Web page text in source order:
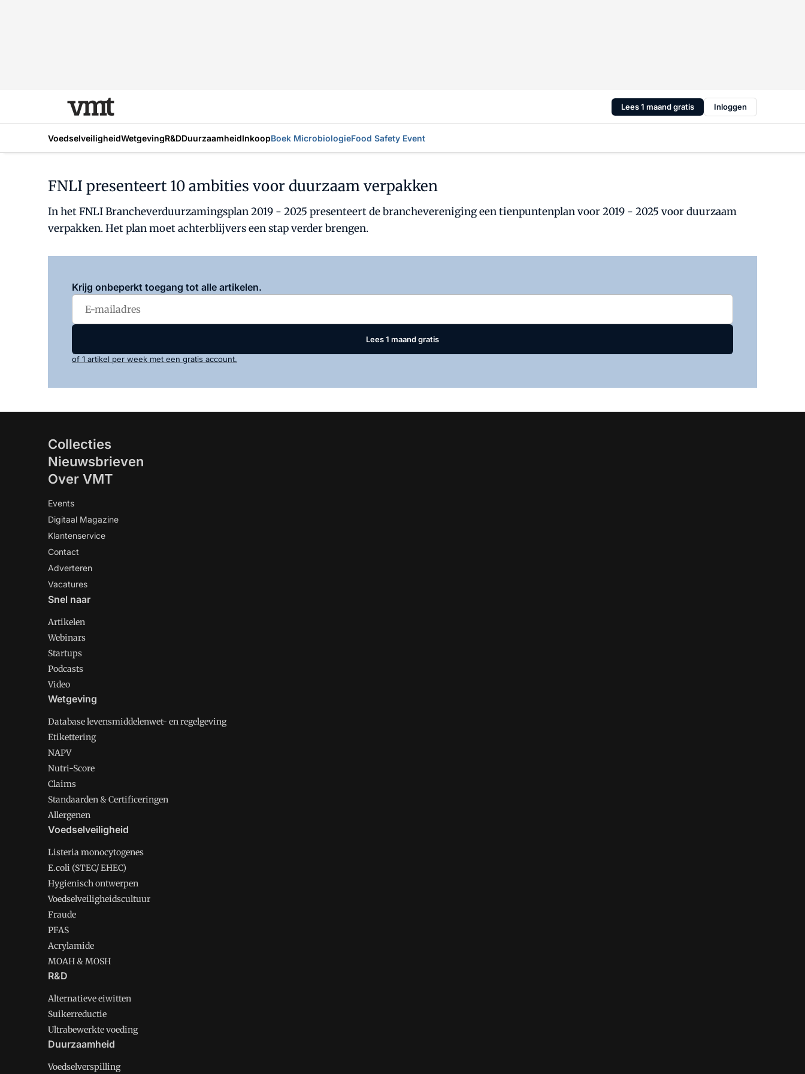
Lees 1 maand gratis Inloggen
VoedselveiligheidWetgevingR&DDuurzaamheidInkoopBoek MicrobiologieFood Safety Event
FNLI presenteert 10 ambities voor duurzaam verpakken
In het FNLI Brancheverduurzamingsplan 2019 - 2025 presenteert de branchevereniging een tienpuntenplan voor 2019 - 2025 voor duurzaam
verpakken. Het plan moet achterblijvers een stap verder brengen.
Krijg onbeperkt toegang tot alle artikelen.
Lees 1 maand gratis
of 1 artikel per week met een gratis account.
Collecties
Nieuwsbrieven
Over VMT
Events
Digitaal Magazine
Klantenservice
Contact
Adverteren
Vacatures
Snel naar
Artikelen
Webinars
Startups
Podcasts
Video
Wetgeving
Database levensmiddelenwet- en regelgeving
Etikettering
NAPV
Nutri-Score
Claims
Standaarden & Certificeringen
Allergenen
Voedselveiligheid
Listeria monocytogenes
E.coli (STEC/ EHEC)
Hygienisch ontwerpen
Voedselveiligheidscultuur
Fraude
PFAS
Acrylamide
MOAH & MOSH
R&D
Alternatieve eiwitten
Suikerreductie
Ultrabewerkte voeding
Duurzaamheid
Voedselverspilling